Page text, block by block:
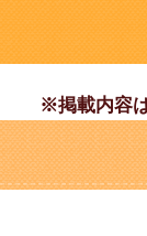
※掲載内容